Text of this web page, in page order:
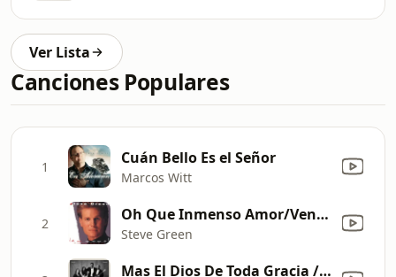
Ver Lista
Canciones Populares
1 Cuán Bello Es el Señor
Marcos Witt
2 Oh Que Inmenso Amor/Ven Amigo a Jesus (Live)
Steve Green
Mas El Dios De Toda Gracia / Quiero Levantar Mis Manos